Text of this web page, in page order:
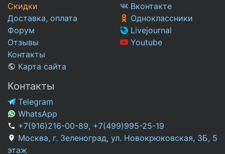
Скидки
Доставка, оплата
Форум
Отзывы
Контакты
Карта сайта
Вконтакте
Одноклассники
Livejournal
Youtube
Контакты
Telegram
WhatsApp
+7(916)216-00-89, +7(499)995-25-19
Москва, г. Зеленоград, ул. Новокрюковская, 3Б, 5
этаж